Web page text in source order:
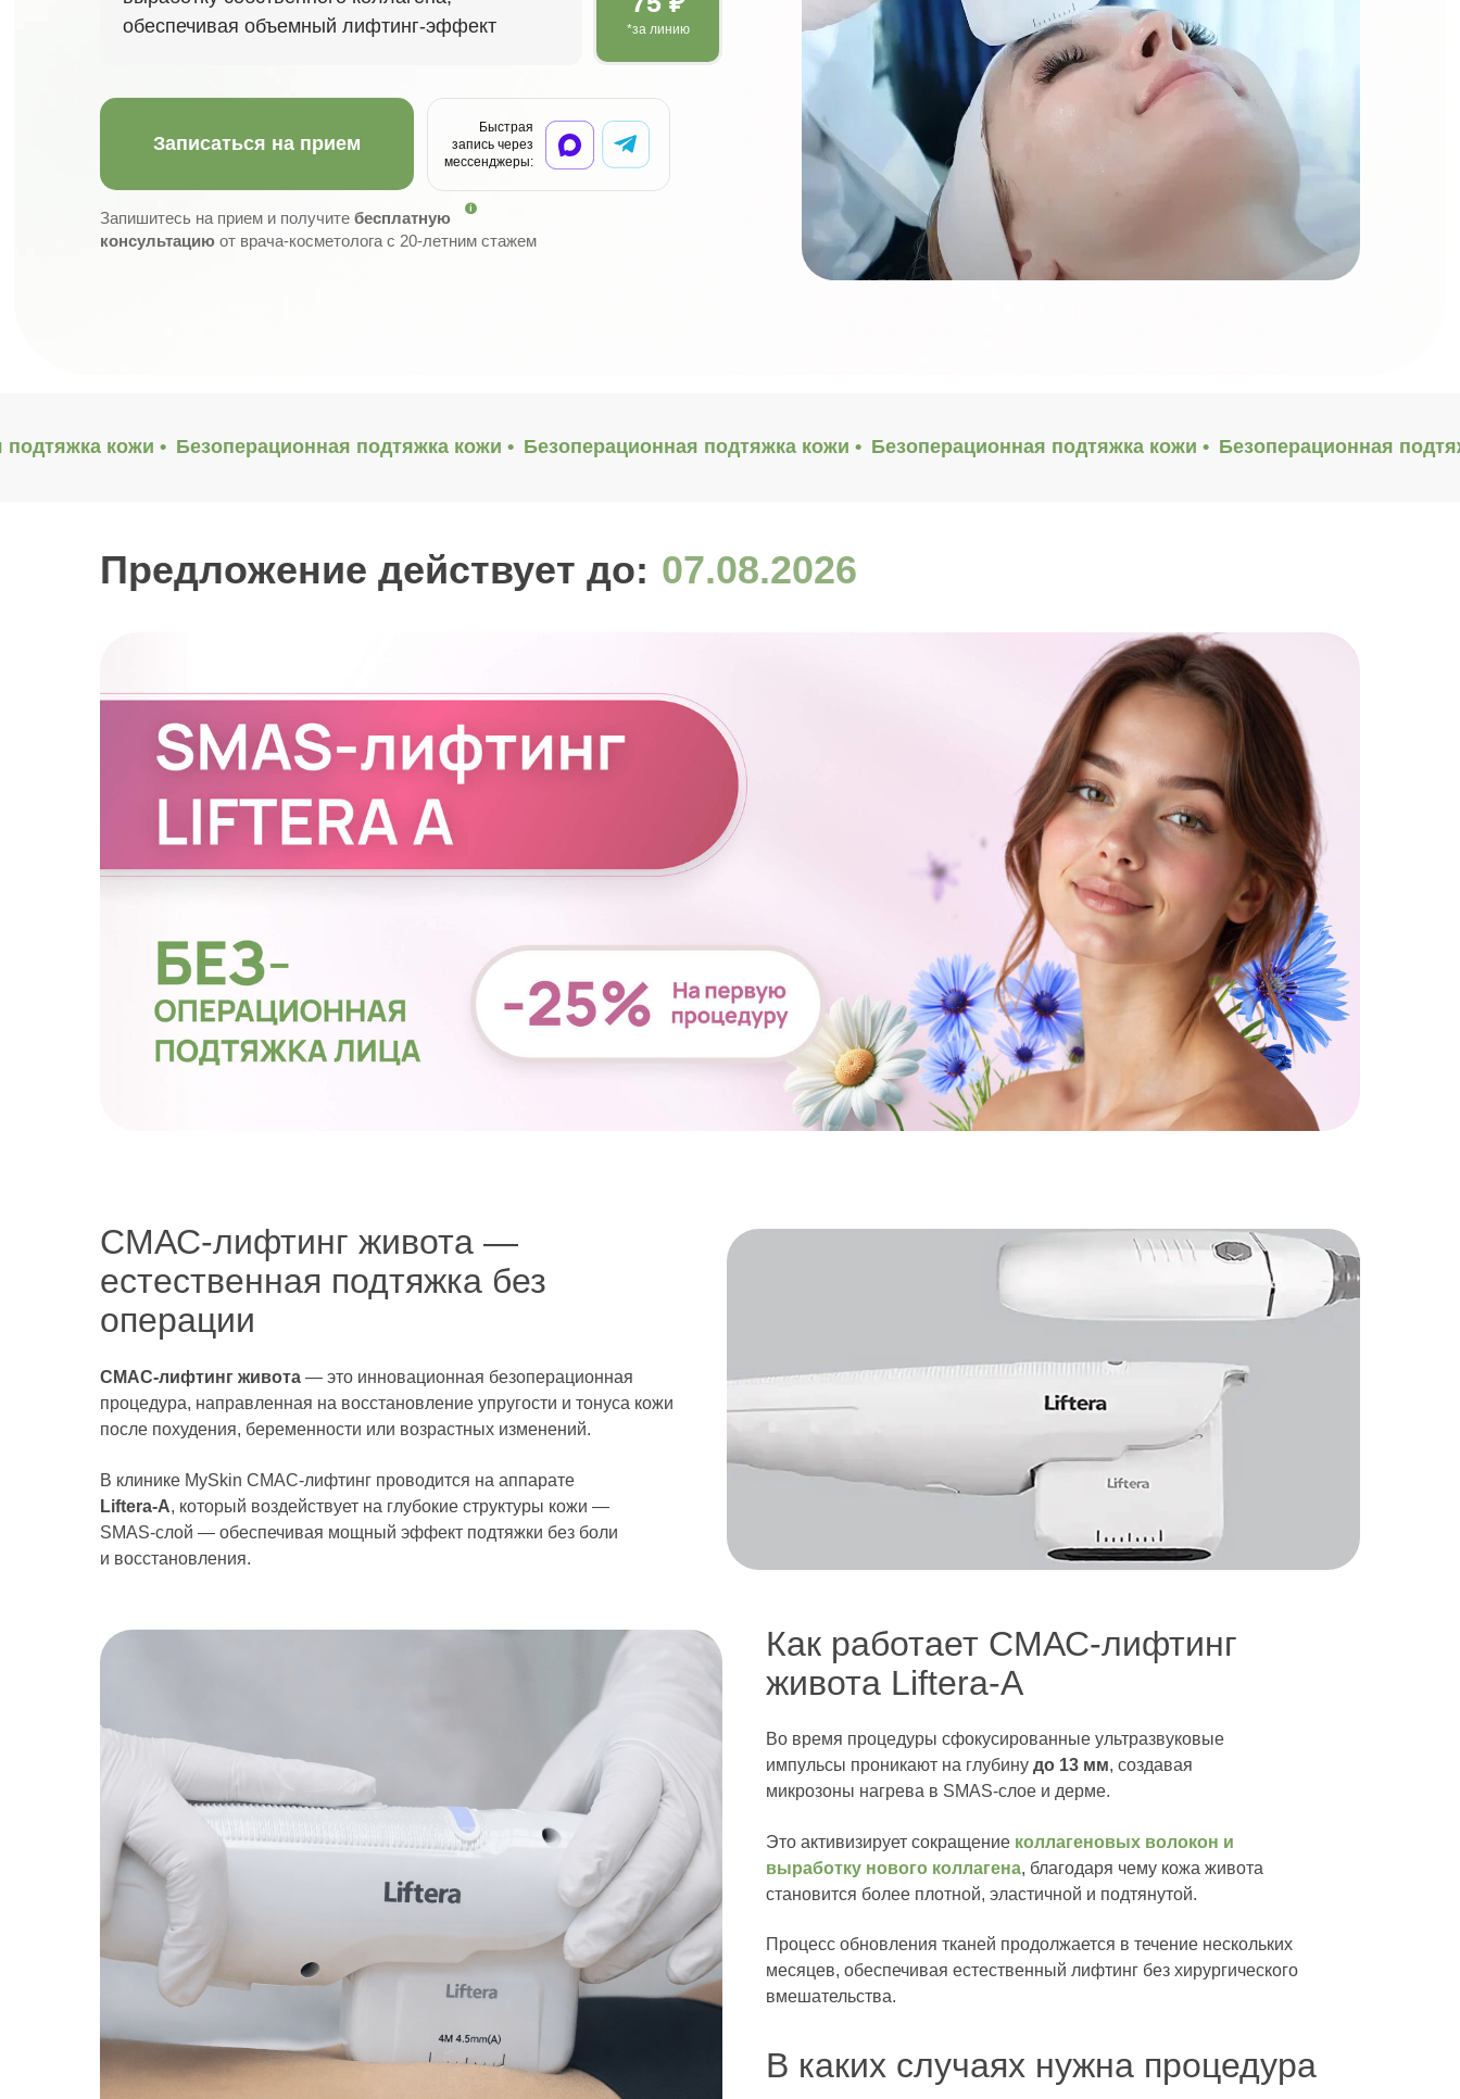
Записаться на прием
обеспечивая объемный лифтинг-эффект
Быстрая
запись через
мессенджеры:
Запишитесь на прием и получите бесплатную
консультацию от врача-косметолога с 20-летним стажем
*за линию
Безоперационная подтяжка кожи •
Безоперационная подтяжка кожи •
кожи • Безоперационная подтяжка кожи • Безоперационная
Предложение действует до: 07.08.2026
СМАС-лифтинг живота —
естественная подтяжка без
операции
Как работает СМАС-лифтинг
живота Liftera-A
В каких случаях нужна процедура
СМАС-лифтинг живота — это инновационная безоперационная
процедура, направленная на восстановление упругости и тонуса кожи
после похудения, беременности или возрастных изменений.
Во время процедуры сфокусированные ультразвуковые
импульсы проникают на глубину до 13 мм, создавая
микрозоны нагрева в SMAS-слое и дерме.
Это активизирует сокращение коллагеновых волокон и
выработку нового коллагена, благодаря чему кожа живота
становится более плотной, эластичной и подтянутой.
Процесс обновления тканей продолжается в течение нескольких
месяцев, обеспечивая естественный лифтинг без хирургического
вмешательства.
В клинике MySkin СМАС-лифтинг проводится на аппарате
Liftera-A, который воздействует на глубокие структуры кожи —
SMAS-слой — обеспечивая мощный эффект подтяжки без боли
и восстановления.